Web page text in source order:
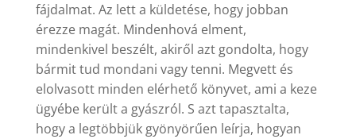
fájdalmat. Az lett a küldetése, hogy jobban
érezze magát. Mindenhová elment,
mindenkivel beszélt, akiről azt gondolta, hogy
bármit tud mondani vagy tenni. Megvett és
elolvasott minden elérhető könyvet, ami a keze
ügyébe került a gyászról. S azt tapasztalta,
hogy a legtöbbjük gyönyörűen leírja, hogyan